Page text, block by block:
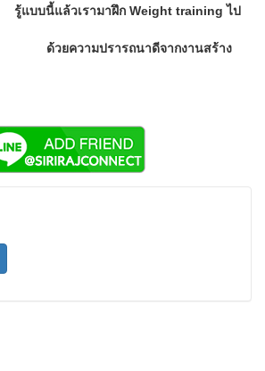
เรามาฝึก Weight training ไป
ารถนาดีจากงานสร้าง